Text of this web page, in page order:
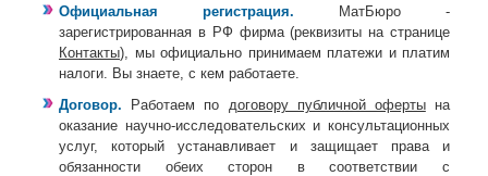
Официальная регистрация. МатБюро -
зарегистрированная в РФ фирма (реквизиты на странице
Контакты), мы официально принимаем платежи и платим
налоги. Вы знаете, с кем работаете.
Договор. Работаем по договору публичной офертына
оказание научно-исследовательских и консультационных
услуг, который устанавливает и защищает права и
обязанности обеих сторон в соответствии с